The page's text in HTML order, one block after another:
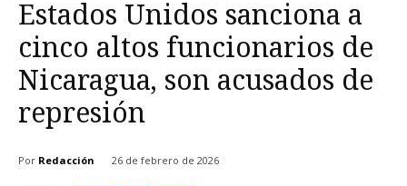
Estados Unidos sanciona a
cinco altos funcionarios de
Nicaragua, son acusados de
represión
Por Redacción 26 de febrero de 2026